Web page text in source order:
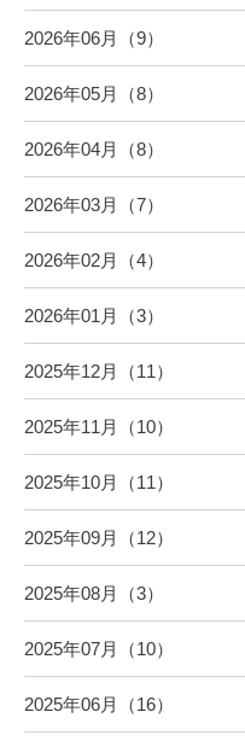
2026年06月（9）
2026年05月（8）
2026年04月（8）
2026年03月（7）
2026年02月（4）
2026年01月（3）
2025年12月（11）
2025年11月（10）
2025年10月（11）
2025年09月（12）
2025年08月（3）
2025年07月（10）
2025年06月（16）